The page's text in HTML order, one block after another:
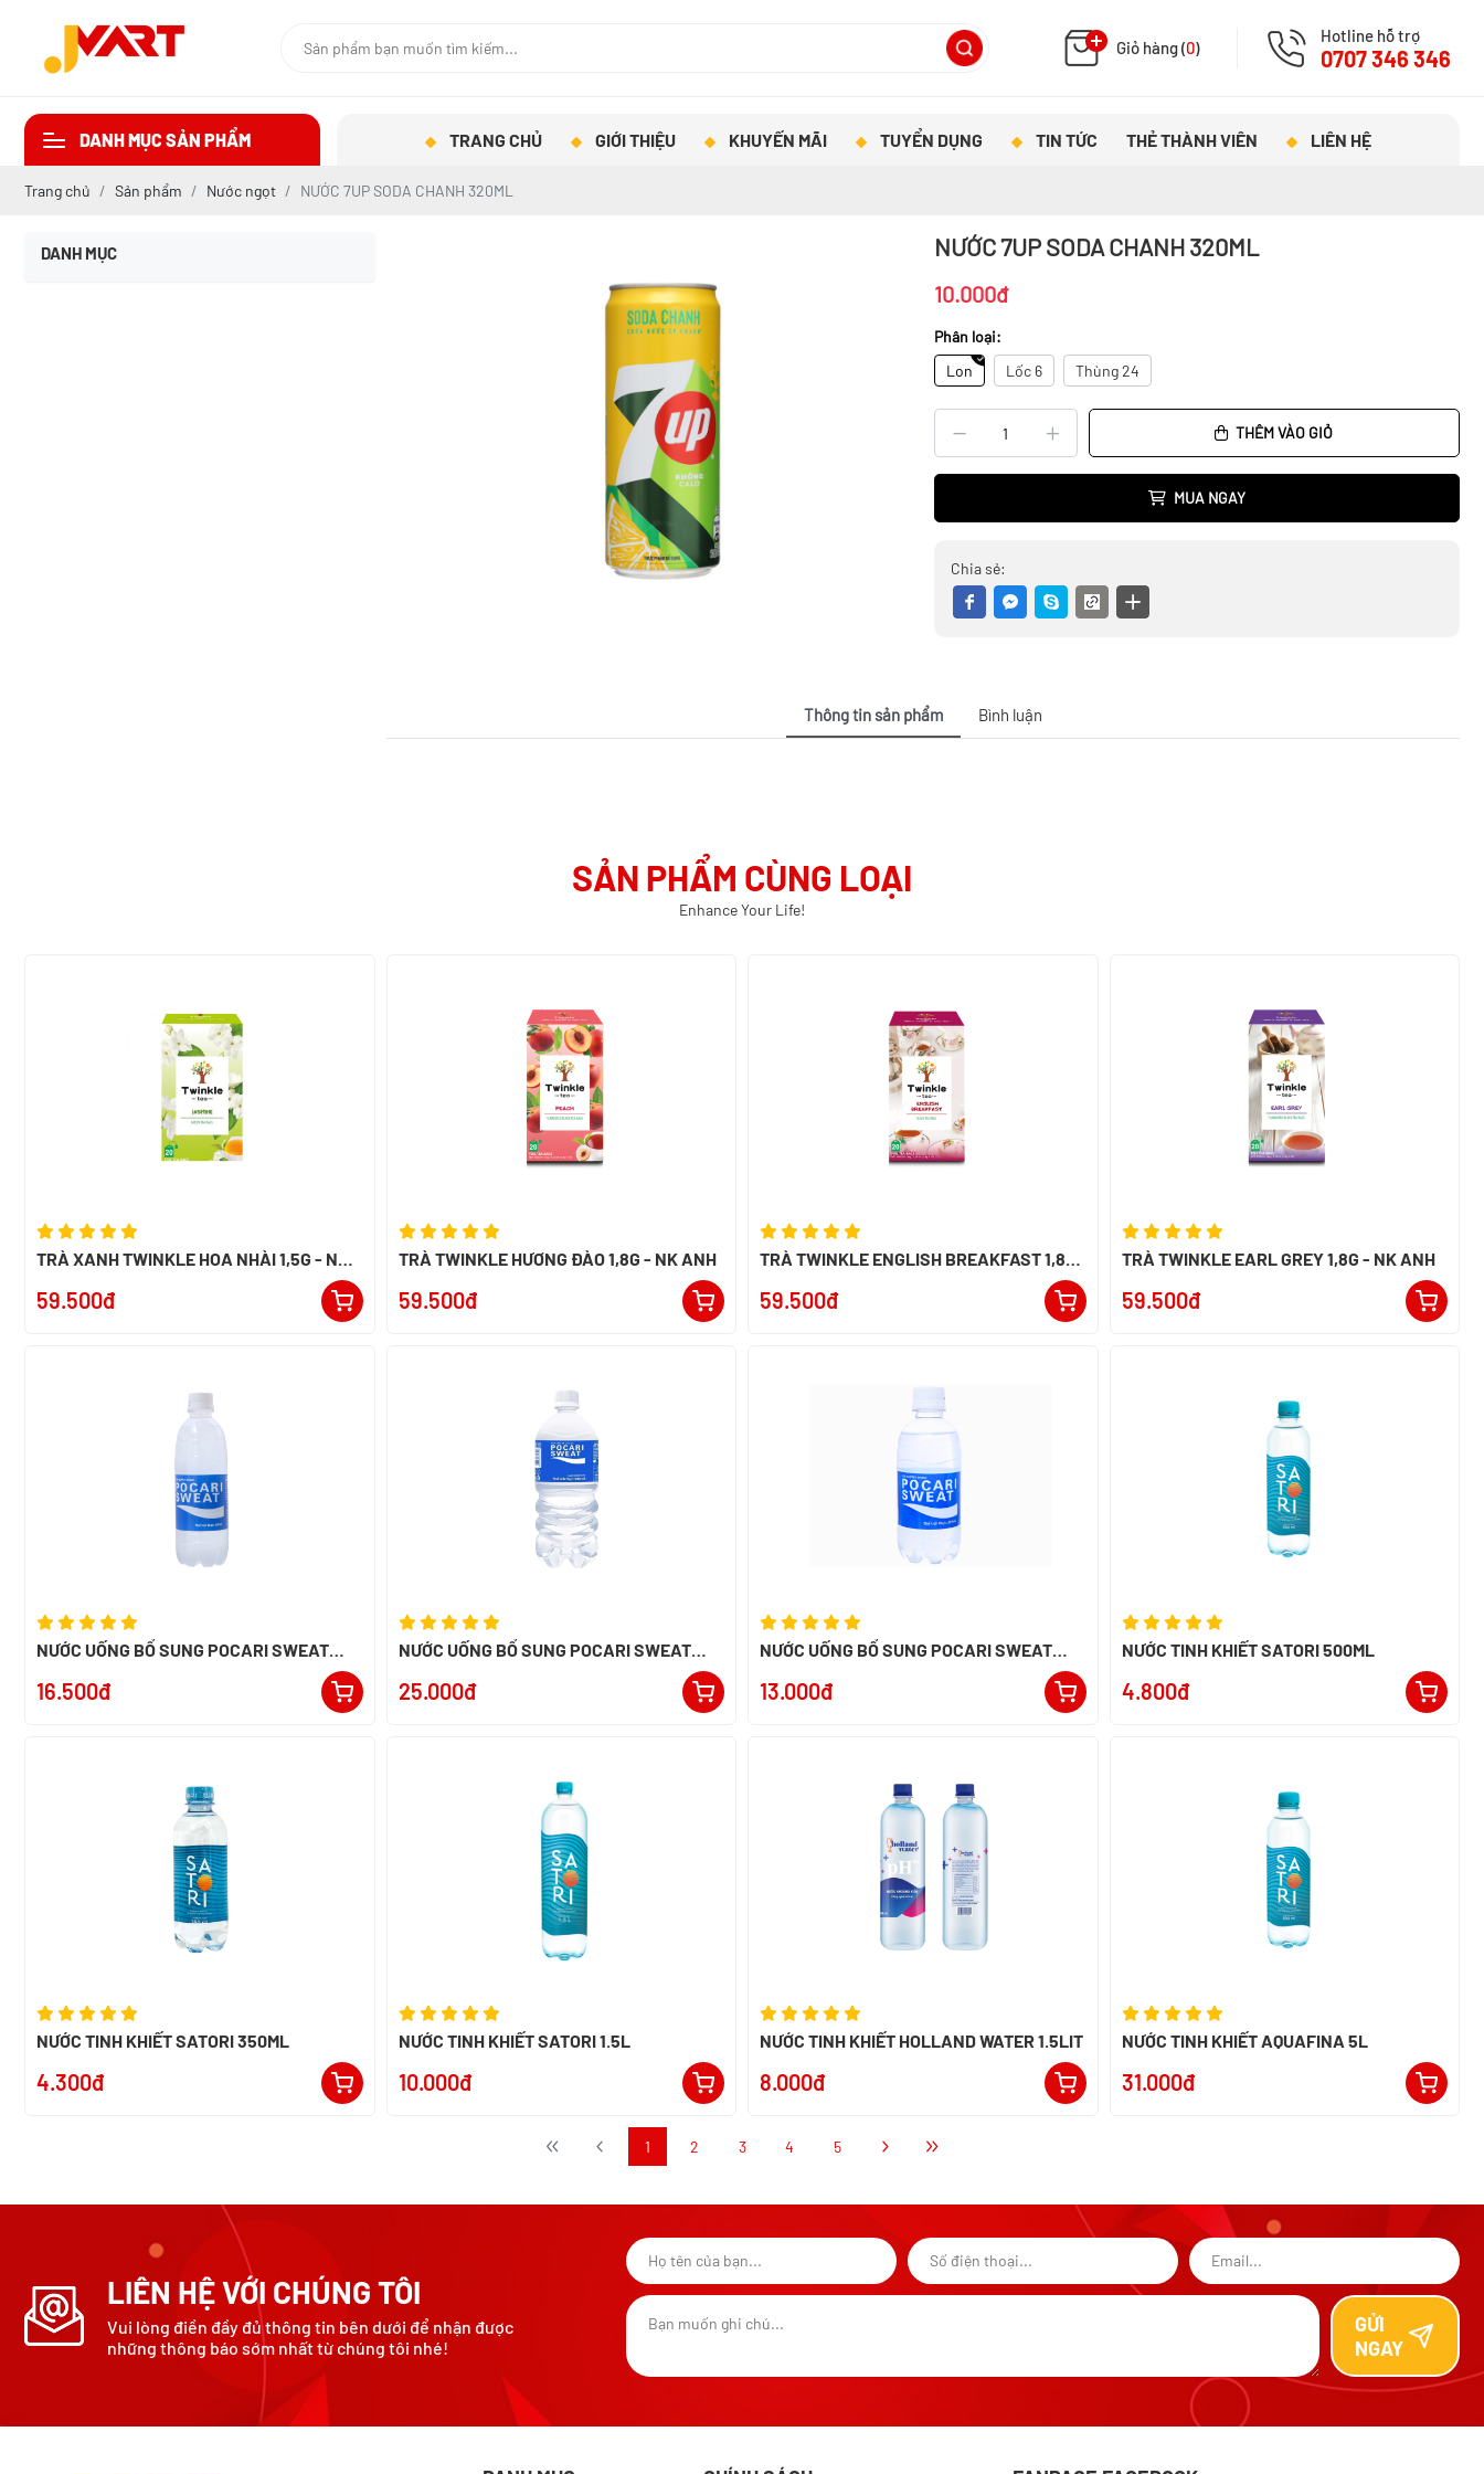
Giỏ hàng (0)
Hotline hỗ trợ
0707 346 346
DANH MỤC SẢN PHẨM TRANG CHỦ GIỚI THIỆU KHUYẾN MÃI TUYỂN DỤNG TIN TỨC THẺ THÀNH VIÊN LIÊN HỆ
Trang chủ Sản phẩm Nước ngọt NƯỚC 7UP SODA CHANH 320ML
DANH MỤC NƯỚC 7UP SODA CHANH 320ML
10.000đ
Phân loại:
Lon
Lốc 6 Thùng 24
THÊM VÀO GIỎ
MUA NGAY
Chia sẻ:
Thông tin sản phẩm Bình luận
SẢN PHẨM CÙNG LOẠI
Enhance Your Life!
TRÀ XANH TWINKLE HOA NHÀI 1,5G - NK
59.500đ
TRÀ TWINKLE HƯƠNG ĐÀO 1,8G - NK ANH
59.500đ
TRÀ TWINKLE ENGLISH BREAKFAST 1,8G
59.500đ
TRÀ TWINKLE EARL GREY 1,8G - NK ANH
59.500đ
NƯỚC UỐNG BỔ SUNG POCARI SWEAT
16.500đ
NƯỚC UỐNG BỔ SUNG POCARI SWEAT
25.000đ
NƯỚC UỐNG BỔ SUNG POCARI SWEAT
13.000đ
NƯỚC TINH KHIẾT SATORI 500ML
4.800đ
NƯỚC TINH KHIẾT SATORI 350ML
4.300đ
NƯỚC TINH KHIẾT SATORI 1.5L
10.000đ
NƯỚC TINH KHIẾT HOLLAND WATER 1.5LIT
8.000đ
NƯỚC TINH KHIẾT AQUAFINA 5L
31.000đ
1 2 3 4 5
LIÊN HỆ VỚI CHÚNG TÔI
Vui lòng điền đầy đủ thông tin bên dưới để nhận được
những thông báo sớm nhất từ chúng tôi nhé!
GỬI
NGAY